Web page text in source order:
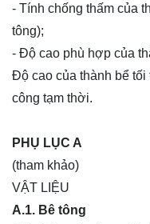
- Tính chống thấm của
tông);
- Độ cao phù hợp của
Độ cao của thành bể
công tạm thời.
PHỤ LỤC A
(tham khảo)
VẬT LIỆU
A.1. Bê tông